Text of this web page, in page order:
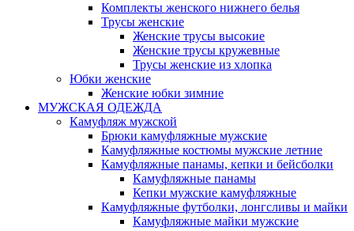
Комплекты женского нижнего белья
Трусы женские
Женские трусы высокие
Женские трусы кружевные
Трусы женские из хлопка
Юбки женские
Женские юбки зимние
МУЖСКАЯ ОДЕЖДА
Камуфляж мужской
Брюки камуфляжные мужские
Камуфляжные костюмы мужские летние
Камуфляжные панамы, кепки и бейсболки
Камуфляжные панамы
Кепки мужские камуфляжные
Камуфляжные футболки, лонгсливы и майки
Камуфляжные майки мужские